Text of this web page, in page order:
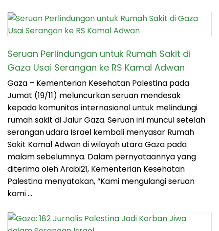
Seruan Perlindungan untuk Rumah Sakit di
Gaza Usai Serangan ke RS Kamal Adwan
Gaza – Kementerian Kesehatan Palestina pada
Jumat (19/11) meluncurkan seruan mendesak
kepada komunitas internasional untuk melindungi
rumah sakit di Jalur Gaza. Seruan ini muncul setelah
serangan udara Israel kembali menyasar Rumah
Sakit Kamal Adwan di wilayah utara Gaza pada
malam sebelumnya. Dalam pernyataannya yang
diterima oleh Arabi21, Kementerian Kesehatan
Palestina menyatakan, “Kami mengulangi seruan
kami …